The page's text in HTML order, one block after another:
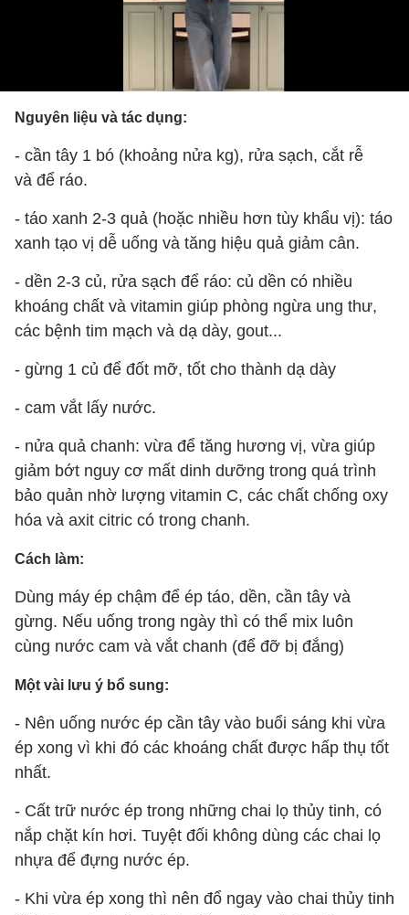
Nguyên liệu và tác dụng:
- cần tây 1 bó (khoảng nửa kg), rửa sạch, cắt rễ
và để ráo.
- táo xanh 2-3 quả (hoặc nhiều hơn tùy khẩu vị): táo
xanh tạo vị dễ uống và tăng hiệu quả giảm cân.
- dền 2-3 củ, rửa sạch để ráo: củ dền có nhiều
khoáng chất và vitamin giúp phòng ngừa ung thư,
các bệnh tim mạch và dạ dày, gout...
- gừng 1 củ để đốt mỡ, tốt cho thành dạ dày
- cam vắt lấy nước.
- nửa quả chanh: vừa để tăng hương vị, vừa giúp
giảm bớt nguy cơ mất dinh dưỡng trong quá trình
bảo quản nhờ lượng vitamin C, các chất chống oxy
hóa và axit citric có trong chanh.
Cách làm:
Dùng máy ép chậm để ép táo, dền, cần tây và
gừng. Nếu uống trong ngày thì có thể mix luôn
cùng nước cam và vắt chanh (để đỡ bị đắng)
Một vài lưu ý bổ sung:
- Nên uống nước ép cần tây vào buổi sáng khi vừa
ép xong vì khi đó các khoáng chất được hấp thụ tốt
nhất.
- Cất trữ nước ép trong những chai lọ thủy tinh, có
nắp chặt kín hơi. Tuyệt đối không dùng các chai lọ
nhựa để đựng nước ép.
- Khi vừa ép xong thì nên đổ ngay vào chai thủy tinh